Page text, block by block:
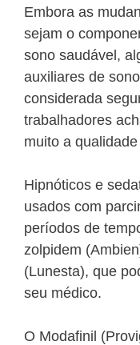
Embora as
sejam o
sono saudável,
auxiliares de
considerada
trabalhadores
muito a
Hipnóticos e
usados com
períodos de
zolpidem
(Lunesta), que
seu médico.
O Modafinil